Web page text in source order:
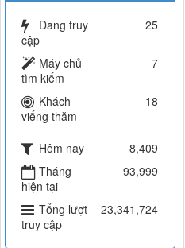
Đang truy
cập
25
Máy chủ
tìm kiếm
7
Khách
viếng thăm
18
Hôm nay
8,409
Tháng
hiện tại
93,999
Tổng lượt
truy cập
23,341,724